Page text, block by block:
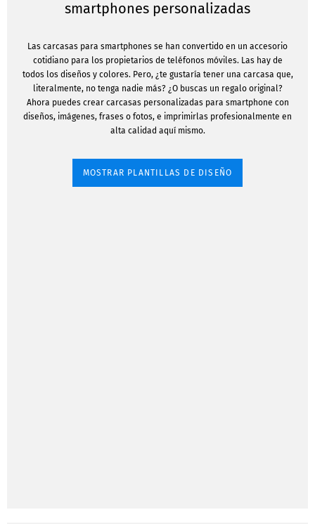
smartphones personalizadas
Las carcasas para smartphones se han convertido en un accesorio
cotidiano para los propietarios de teléfonos móviles. Las hay de
todos los diseños y colores. Pero, ¿te gustaría tener una carcasa que,
literalmente, no tenga nadie más? ¿O buscas un regalo original?
Ahora puedes crear carcasas personalizadas para smartphone con
diseños, imágenes, frases o fotos, e imprimirlas profesionalmente en
alta calidad aquí mismo.
MOSTRAR PLANTILLAS DE DISEÑO